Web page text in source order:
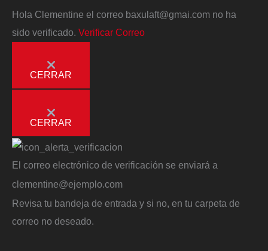
Hola Clementine el correo baxulaft@gmai.com no ha
sido verificado. Verificar Correo
CERRAR
CERRAR
El correo electrónico de verificación se enviará a
clementine@ejemplo.com
Revisa tu bandeja de entrada y si no, en tu carpeta de
correo no deseado.